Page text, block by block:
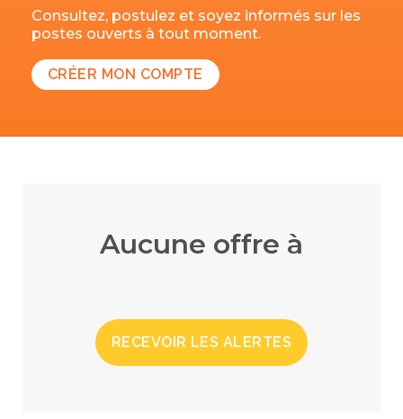
Consultez, postulez et soyez informés sur les
postes ouverts à tout moment.
CRÉER MON COMPTE
Aucune offre à
RECEVOIR LES ALERTES